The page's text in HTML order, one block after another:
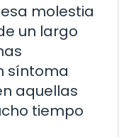
molestia
un largo
síntoma
aquellas
tiempo